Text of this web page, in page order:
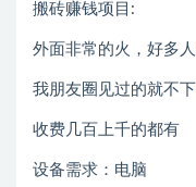
搬砖赚钱项目:
外面非常的火，好多
我朋友圈见过的就不
收费几百上千的都有
设备需求：电脑